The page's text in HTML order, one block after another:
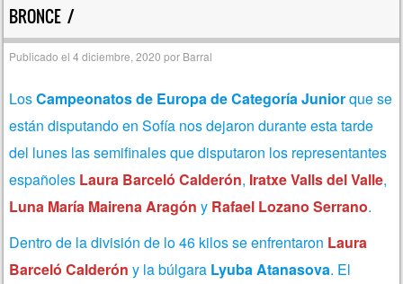
BRONCE /
Publicado el4 diciembre, 2020 por Barral
LosCampeonatos de Europa de Categoría Juniorque se
están disputando en Sofía nos dejaron durante esta tarde
del lunes las semifinales que disputaron los representantes
españoles Laura Barceló Calderón, Iratxe Valls del Valle,
Luna María Mairena Aragón y Rafael Lozano Serrano.
Dentro de la división de lo 46 kilos se enfrentaron Laura
Barceló Calderón y la búlgara Lyuba Atanasova. El